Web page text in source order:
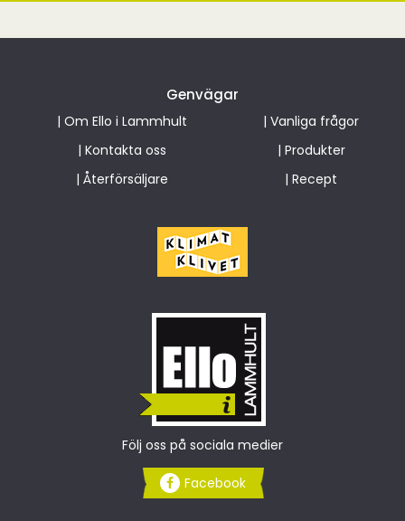
Genvägar
| Om Ello i Lammhult | Vanliga frågor
| Kontakta oss | Produkter
| Återförsäljare | Recept
Följ oss på sociala medier
Facebook